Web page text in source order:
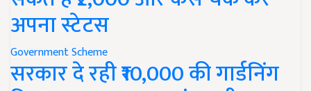
अपना स्टेटस
Government Scheme
सरकार दे रही ₹10,000 की गार्डनिंग